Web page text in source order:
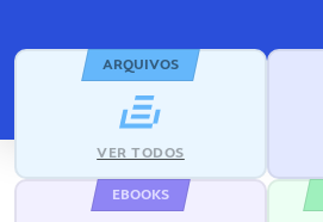
ARQUIVOS
VER TODOS
EBOOKS